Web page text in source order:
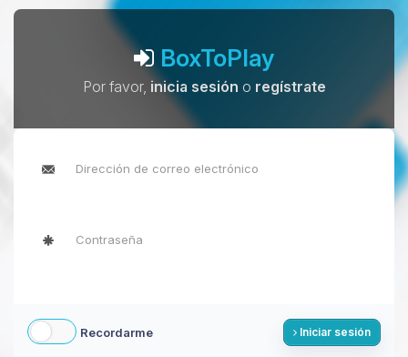
BoxToPlay
Por favor, inicia sesión o regístrate
Recordarme Iniciar sesión